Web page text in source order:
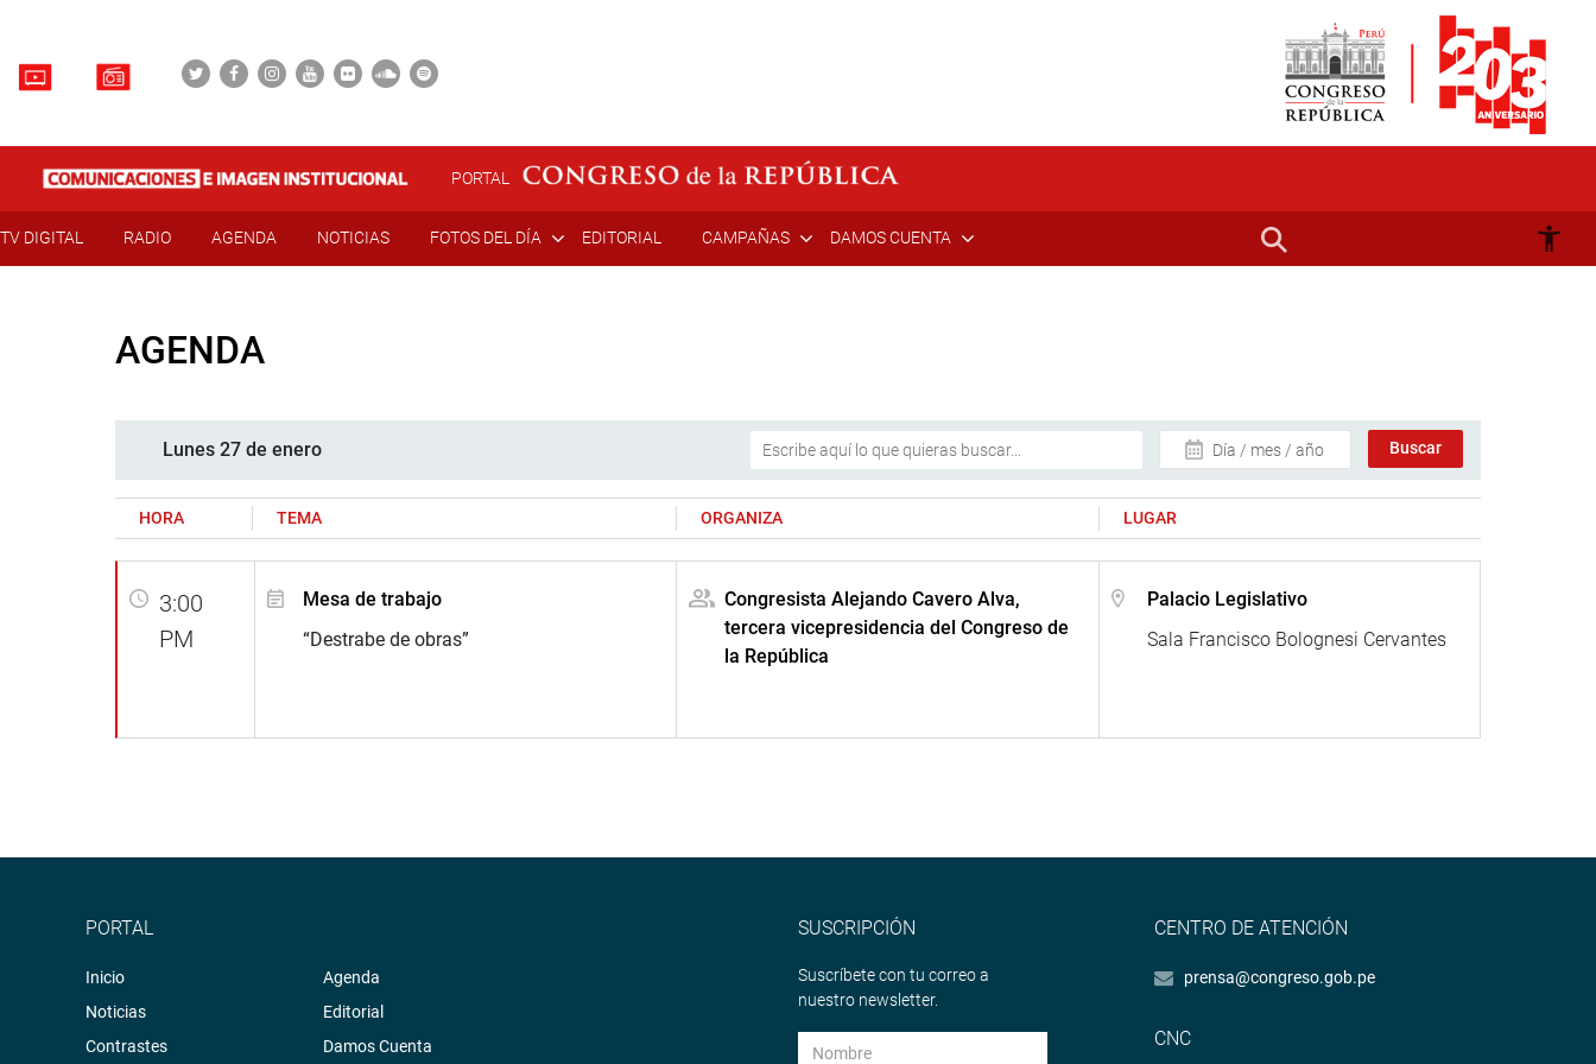
PORTAL
TV DIGITAL RADIO AGENDA NOTICIAS FOTOS DEL DÍA EDITORIAL CAMPAÑAS DAMOS CUENTA
AGENDA
Lunes 27 de enero Día / mes / año
HORA TEMA ORGANIZA LUGAR
3:00
PM
Mesa de trabajo
“Destrabe de obras”
Congresista Alejando Cavero Alva,
tercera vicepresidencia del Congreso de
la República
Palacio Legislativo
Sala Francisco Bolognesi Cervantes
PORTAL
Inicio
Noticias
Contrastes
Agenda
Editorial
Damos Cuenta
SUSCRIPCIÓN
Suscríbete con tu correo a
nuestro newsletter.
CENTRO DE ATENCIÓN
prensa@congreso.gob.pe
CNC